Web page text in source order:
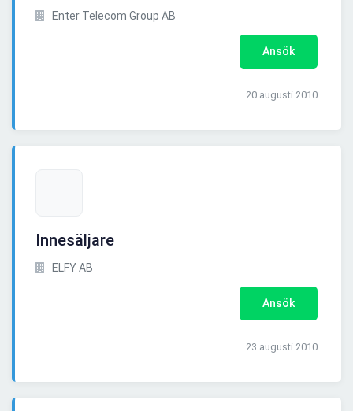
Enter Telecom Group AB
Ansök
20 augusti 2010
Innesäljare
ELFY AB
Ansök
23 augusti 2010